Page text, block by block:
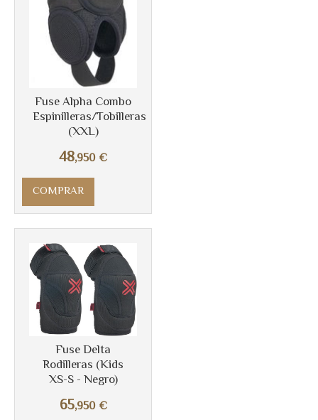
Fuse Alpha Combo
Espinilleras/Tobilleras
(XXL)
48,950 €
COMPRAR
Fuse Delta
Rodilleras (Kids
XS-S - Negro)
65,950 €
Más info
Más info